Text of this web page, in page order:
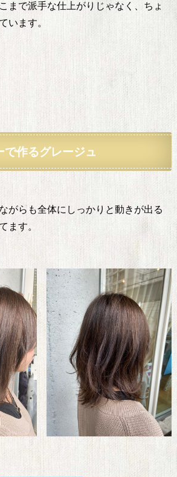
まで派手な仕上がりじゃなく、ちょ
います。
で作るグレージュ
がらも全体にしっかりと動きが出る
ます。